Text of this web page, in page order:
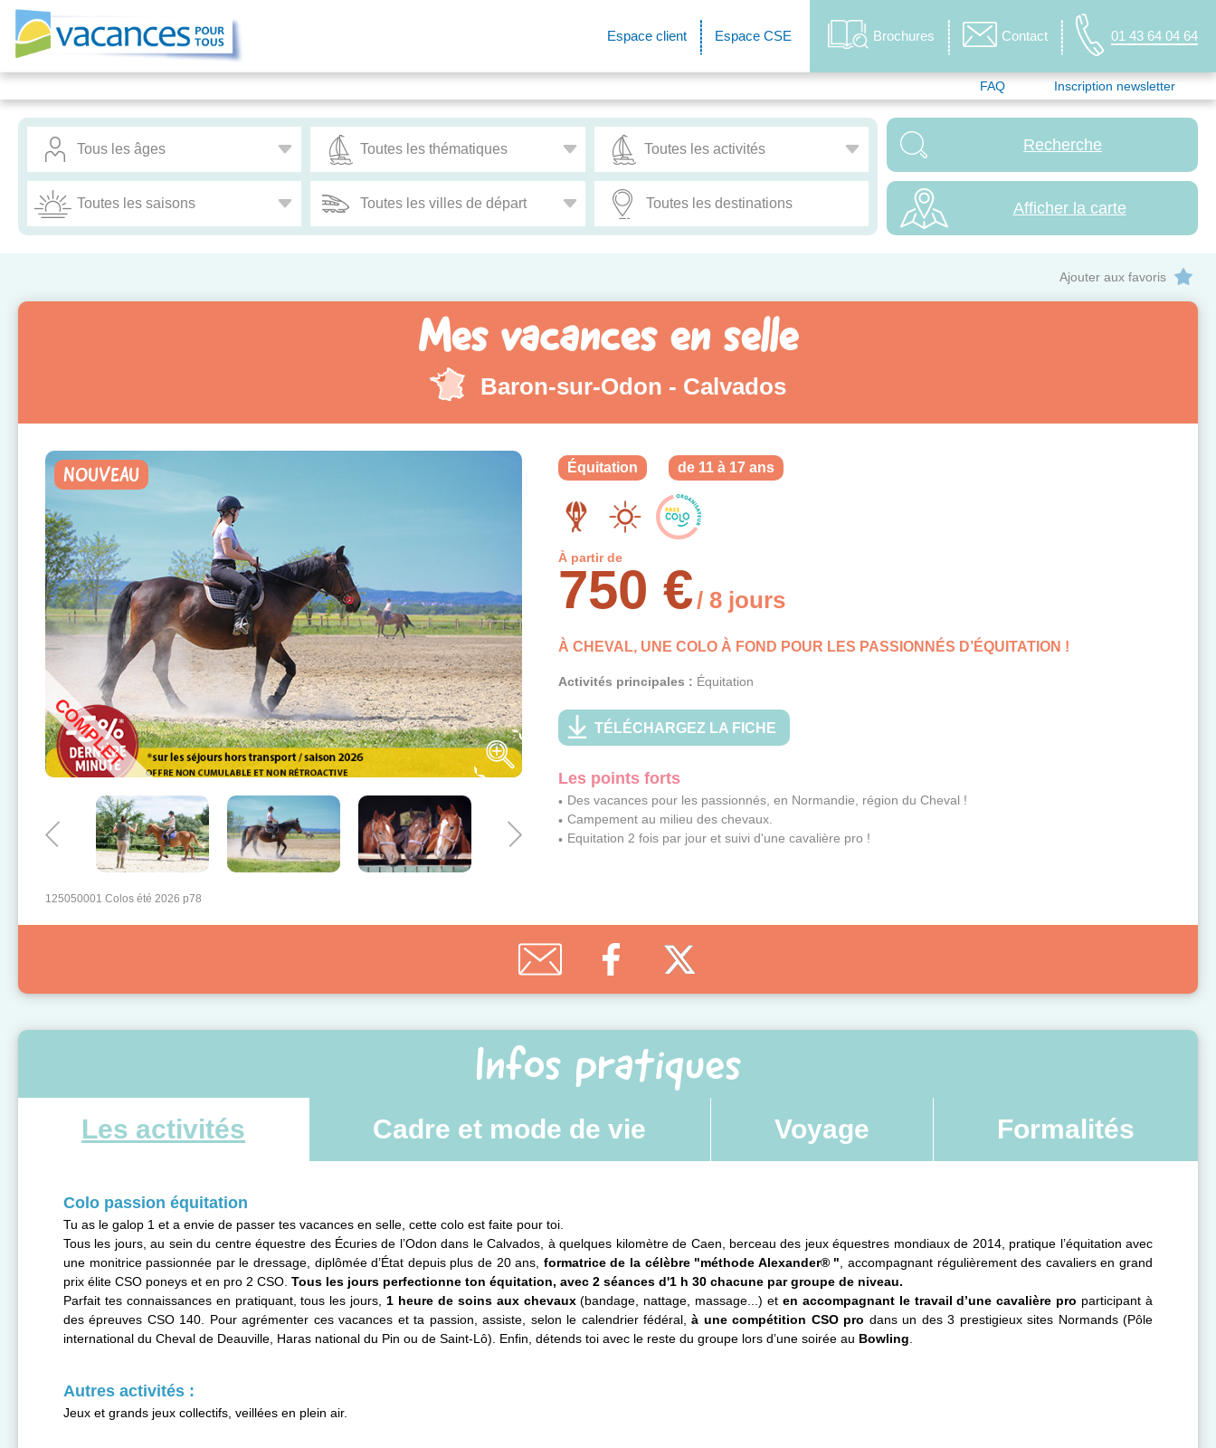
Espace client Espace CSE Brochures Contact 01 43 64 04 64
FAQ Inscription newsletter
Afficher la carte
Ajouter aux favoris
Mes vacances en selle
Baron-sur-Odon - Calvados
NOUVEAU
COMPLET
125050001 Colos été 2026 p78
Équitation de 11 à 17 ans
À partir de
750 €/ 8 jours
À CHEVAL, UNE COLO À FOND POUR LES PASSIONNÉS D’ÉQUITATION !
Activités principales : Équitation
TÉLÉCHARGEZ LA FICHE
Les points forts
Des vacances pour les passionnés, en Normandie, région du Cheval !
Campement au milieu des chevaux.
Equitation 2 fois par jour et suivi d'une cavalière pro !
Infos pratiques
Les activités Cadre et mode de vie Voyage Formalités
Colo passion équitation
Tu as le galop 1 et a envie de passer tes vacances en selle, cette colo est faite pour toi.
Tous les jours, au sein du centre équestre des Écuries de l’Odon dans le Calvados, à quelques kilomètre de Caen, berceau des jeux équestres mondiaux de 2014, pratique l’équitation avec
une monitrice passionnée par le dressage, diplômée d’État depuis plus de 20 ans, formatrice de la célèbre "méthode Alexander® ", accompagnant régulièrement des cavaliers en grand
prix élite CSO poneys et en pro 2 CSO. Tous les jours perfectionne ton équitation, avec 2 séances d'1 h 30 chacune par groupe de niveau.
Parfait tes connaissances en pratiquant, tous les jours,1 heure de soins aux chevaux(bandage, nattage, massage...) et en accompagnant le travail d’une cavalière pro participant à
des épreuves CSO 140. Pour agrémenter ces vacances et ta passion, assiste, selon le calendrier fédéral,à une compétition CSO pro dans un des 3 prestigieux sites Normands (Pôle
international du Cheval de Deauville, Haras national du Pin ou de Saint-Lô). Enfin, détends toi avec le reste du groupe lors d’une soirée au Bowling.
Autres activités :
Jeux et grands jeux collectifs, veillées en plein air.